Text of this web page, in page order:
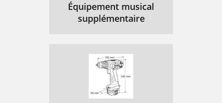
Équipement musical
supplémentaire